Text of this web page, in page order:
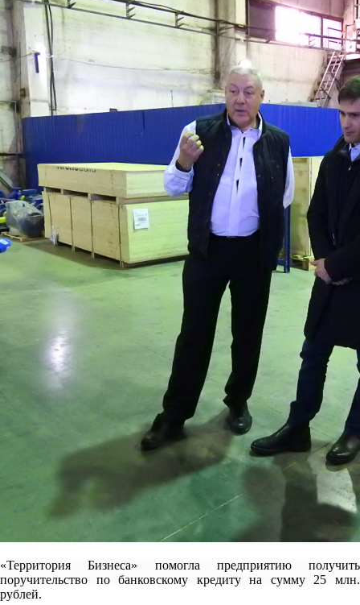
«Территория Бизнеса» помогла предприятию получить
поручительство по банковскому кредиту на сумму 25 млн.
рублей.